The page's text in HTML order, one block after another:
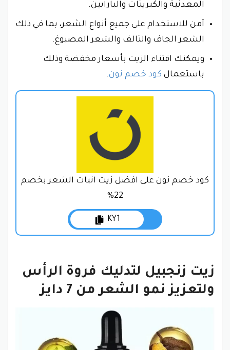
المعدنية والكبريتات والبارابين.
آمن للاستخدام على جميع أنواع الشعر، بما في ذلك
الشعر الجاف والتالف والشعر المصبوغ.
ويمكنك اقتناء الزيت بأسعار مخفضة وذلك
باستعمال كود خصم نون.
كود خصم نون على افضل زيت انبات الشعر بخصم
22%
KY1
زيت زنجبيل لتدليك فروة الرأس
ولتعزيز نمو الشعر من 7 دايز